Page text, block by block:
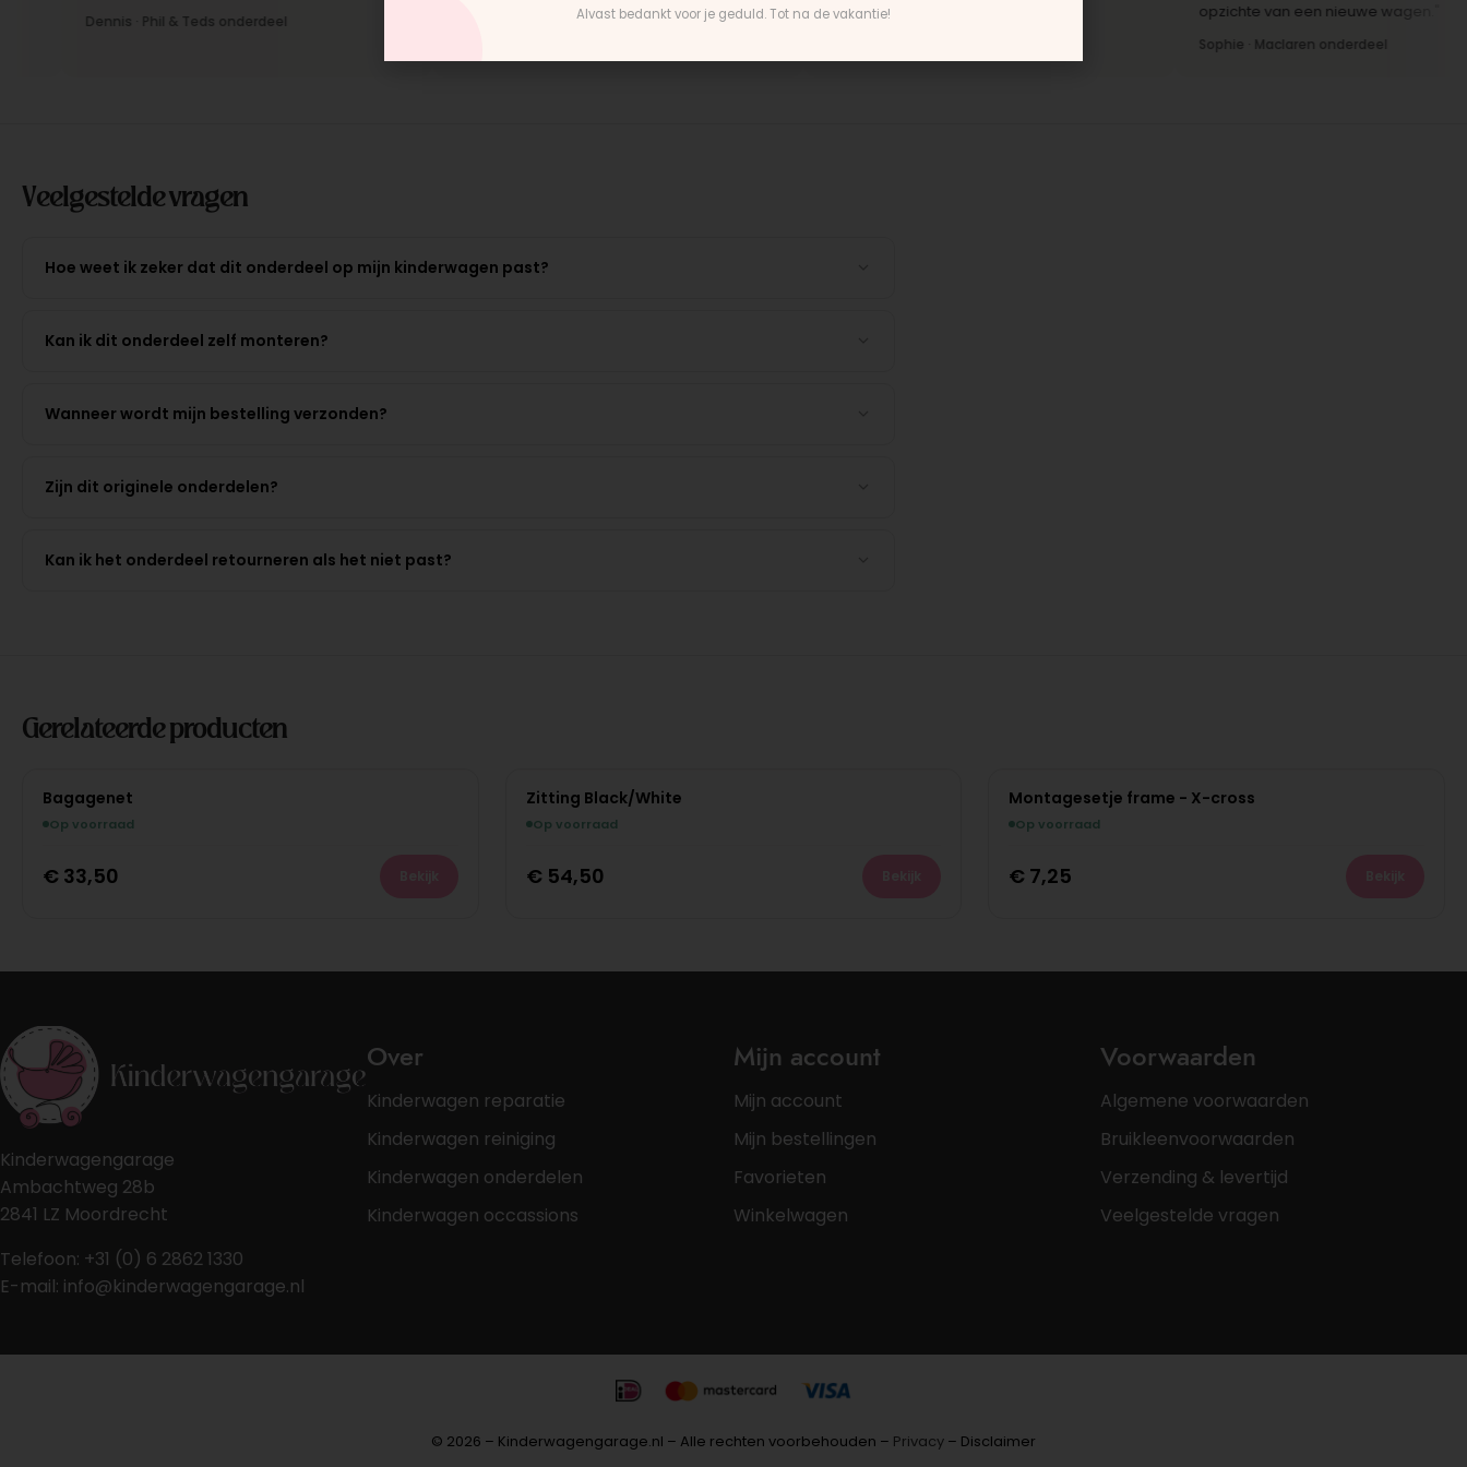
Dennis · Phil & Teds onderdeel Anne · Mountain Buggy wiel Rick · Bugaboo onderdeel
opzichte van een nieuwe wagen."
Sophie · Maclaren onderdeel
Veelgestelde vragen
Hoe weet ik zeker dat dit onderdeel op mijn kinderwagen past?
Kan ik dit onderdeel zelf monteren?
Wanneer wordt mijn bestelling verzonden?
Zijn dit originele onderdelen?
Kan ik het onderdeel retourneren als het niet past?
Gerelateerde producten
Bagagenet
Op voorraad
€ 33,50
Zitting Black/White
Op voorraad
€ 54,50
Montagesetje frame - X-cross
Op voorraad
€ 7,25
Kinderwagengarage
Ambachtweg 28b
2841 LZ Moordrecht
Telefoon: +31 (0) 6 2862 1330
E-mail: info@kinderwagengarage.nl
Over
Kinderwagen reparatie
Kinderwagen reiniging
Kinderwagen onderdelen
Kinderwagen occassions
Mijn account
Mijn account
Mijn bestellingen
Favorieten
Winkelwagen
Voorwaarden
Algemene voorwaarden
Bruikleenvoorwaarden
Verzending & levertijd
Veelgestelde vragen
© 2026 – Kinderwagengarage.nl – Alle rechten voorbehouden – Privacy – Disclaimer
Alvast bedankt voor je geduld. Tot na de vakantie!